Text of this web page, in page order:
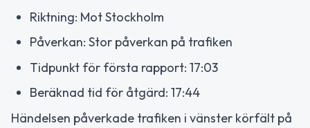
Riktning: Mot Stockholm
Påverkan: Stor påverkan på trafiken
Tidpunkt för första rapport: 17:03
Beräknad tid för åtgärd: 17:44
Händelsen påverkade trafiken i vänster körfält på